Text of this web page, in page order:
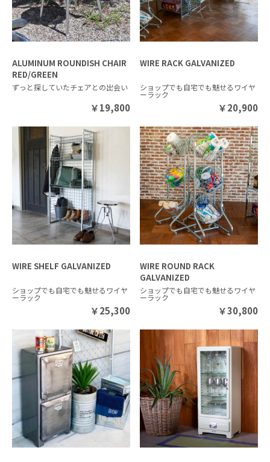
ALUMINUM ROUNDISH CHAIR
RED/GREEN
ずっと探していたチェアとの出会い
￥19,800
WIRE RACK GALVANIZED
ショップでも自宅でも魅せるワイヤ
ーラック
￥20,900
WIRE SHELF GALVANIZED
ショップでも自宅でも魅せるワイヤ
ーラック
￥25,300
WIRE ROUND RACK
GALVANIZED
ショップでも自宅でも魅せるワイヤ
ーラック
￥30,800